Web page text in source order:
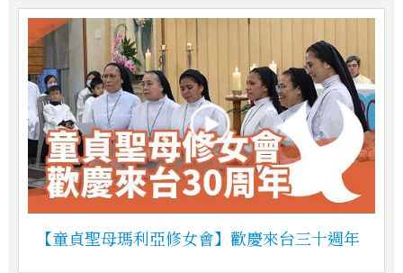
【童貞聖母瑪利亞修女會】歡慶來台三十週年